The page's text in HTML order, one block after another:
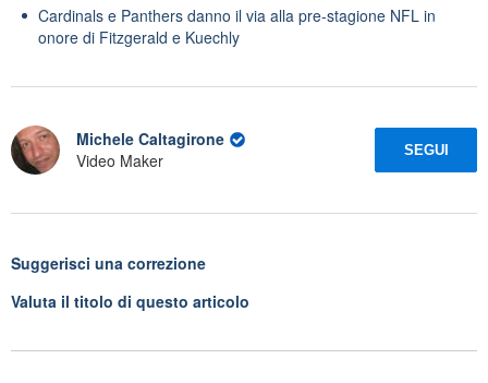
Cardinals e Panthers danno il via alla pre-stagione NFL in
onore di Fitzgerald e Kuechly
Michele Caltagirone
Video Maker
SEGUI
Suggerisci una correzione
Valuta il titolo di questo articolo